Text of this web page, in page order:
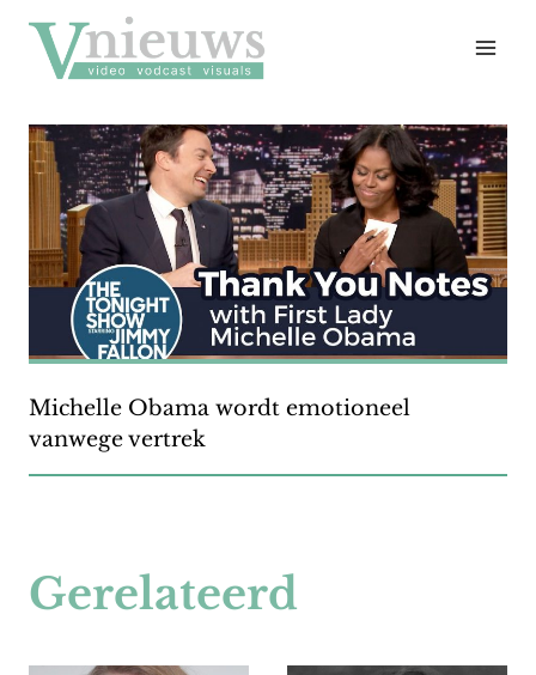
naar
inhoud
Michelle Obama wordt emotioneel
vanwege vertrek
Gerelateerd